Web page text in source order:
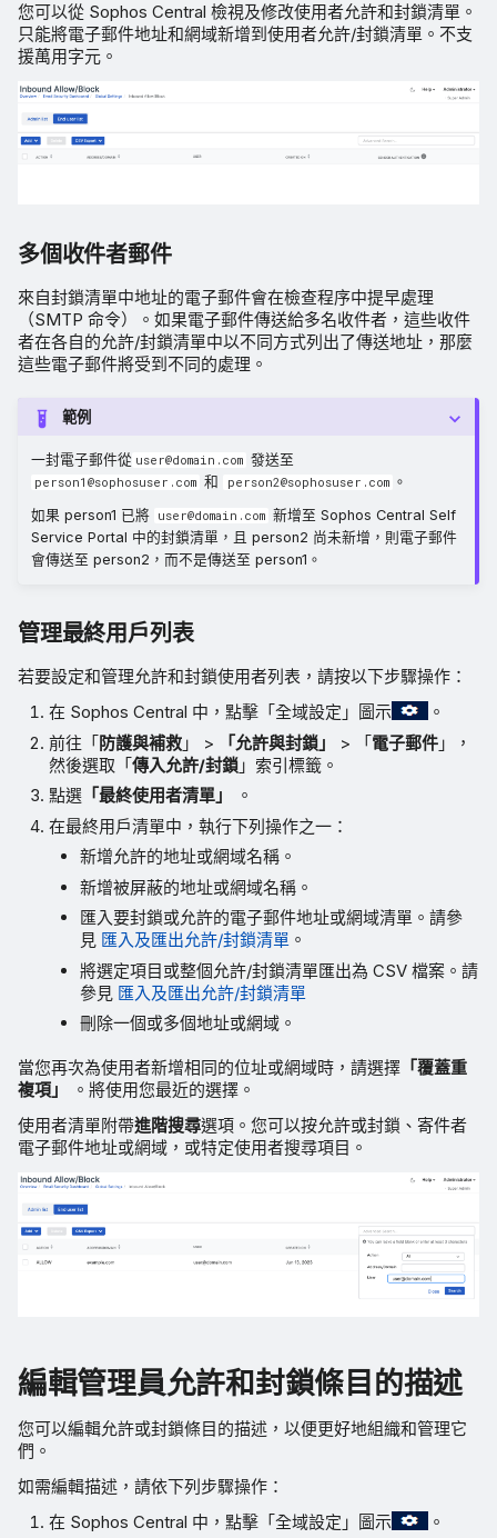
您可以從 Sophos Central 檢視及修改使用者允許和封鎖清單。
只能將電子郵件地址和網域新增到使用者允許/封鎖清單。不支
援萬用字元。
多個收件者郵件
來自封鎖清單中地址的電子郵件會在檢查程序中提早處理
（SMTP 命令）。如果電子郵件傳送給多名收件者，這些收件
者在各自的允許/封鎖清單中以不同方式列出了傳送地址，那麼
這些電子郵件將受到不同的處理。
範例
一封電子郵件從 user@domain.com 發送至
person1@sophosuser.com 和 person2@sophosuser.com 。
如果 person1 已將 user@domain.com 新增至 Sophos Central Self
Service Portal 中的封鎖清單，且 person2 尚未新增，則電子郵件
會傳送至 person2，而不是傳送至 person1。
管理最終用戶列表
若要設定和管理允許和封鎖使用者列表，請按以下步驟操作：
在 Sophos Central 中，點擊「全域設定」圖示
。
前往「防護與補救 」 > 「允許與封鎖」 > 「電子郵件 」，
然後選取「傳入允許/封鎖 」索引標籤。
點選 「最終使用者清單」
。
在最終用戶清單中，執行下列操作之一：
新增允許的地址或網域名稱。
新增被屏蔽的地址或網域名稱。
匯入要封鎖或允許的電子郵件地址或網域清單。請參
見 匯入及匯出允許/封鎖清單 。
將選定項目或整個允許/封鎖清單匯出為 CSV 檔案。請
參見 匯入及匯出允許/封鎖清單
刪除一個或多個地址或網域。
當您再次為使用者新增相同的位址或網域時，請選擇 「覆蓋重
複項」
。將使用您最近的選擇。
使用者清單附帶進階搜尋選項。您可以按允許或封鎖、寄件者
電子郵件地址或網域，或特定使用者搜尋項目。
編輯管理員允許和封鎖條目的描述
您可以編輯允許或封鎖條目的描述，以便更好地組織和管理它
們。
如需編輯描述，請依下列步驟操作：
在 Sophos Central 中，點擊「全域設定」圖示
。